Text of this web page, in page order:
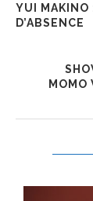
YUI MAKINO
D’ABSENCE
MOMO